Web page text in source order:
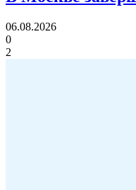
06.08.2026
0
2